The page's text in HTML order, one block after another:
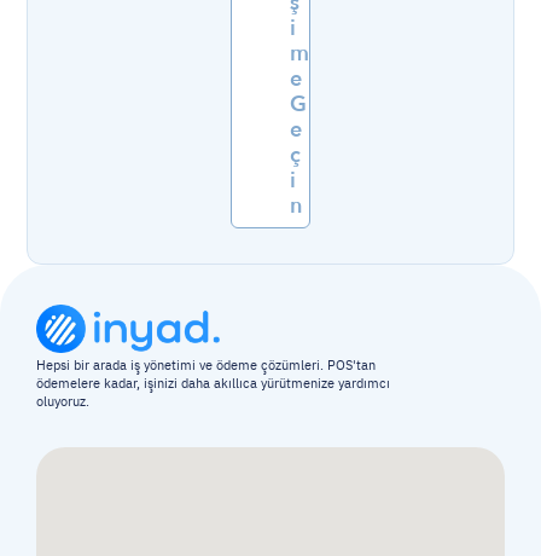
i
m
e
G
e
ç
i
n
Hepsi bir arada iş yönetimi ve ödeme çözümleri. POS'tan
ödemelere kadar, işinizi daha akıllıca yürütmenize yardımcı
oluyoruz.